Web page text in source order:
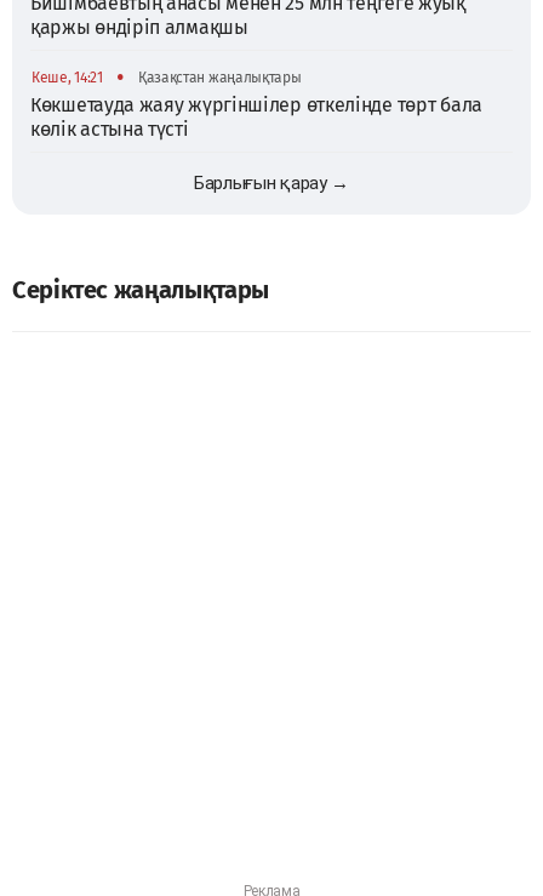
қаржы өндіріп алмақшы
Кеше, 14:21 • Қазақстан жаңалықтары
Көкшетауда жаяу жүргіншілер өткелінде төрт бала
көлік астына түсті
Барлығын қарау →
Серіктес жаңалықтары